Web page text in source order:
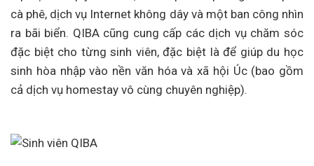
cà phê, dịch vụ Internet không dây và một ban công nhìn
ra bãi biển. QIBA cũng cung cấp các dịch vụ chăm sóc
đặc biệt cho từng sinh viên, đặc biệt là để giúp du học
sinh hòa nhập vào nền văn hóa và xã hội Úc (bao gồm
cả dịch vụ homestay vô cùng chuyên nghiệp).